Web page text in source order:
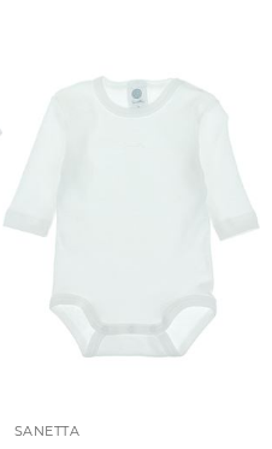
SANETTA